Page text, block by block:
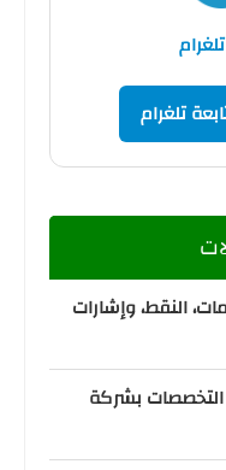
تلغرام
النقط، وإشارات
متعدد التخصصات بشركة